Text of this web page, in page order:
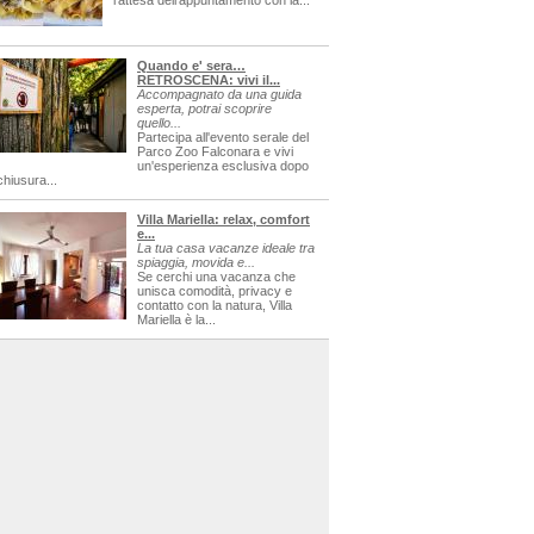
Quando e' sera…
RETROSCENA: vivi il...
Accompagnato da una guida
esperta, potrai scoprire
quello...
Partecipa all'evento serale del
Parco Zoo Falconara e vivi
un'esperienza esclusiva dopo
Villa Mariella: relax, comfort
e...
La tua casa vacanze ideale tra
spiaggia, movida e...
Se cerchi una vacanza che
unisca comodità, privacy e
contatto con la natura, Villa
Mariella è la...